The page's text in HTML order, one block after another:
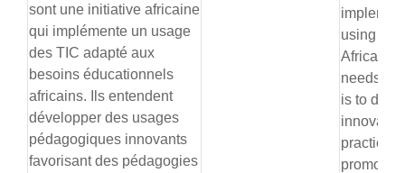
sont une initiative africaine
qui implémente un usage
des TIC adapté aux
besoins éducationnels
africains. Ils entendent
développer des usages
pédagogiques innovants
favorisant des pédagogies
using
African
needs.
is to
practices